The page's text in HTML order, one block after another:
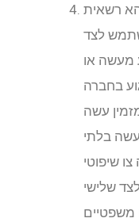
רשאית
לצד
מעשה או
בחברה
עשה
בלתי
שיפוטי
שלישי